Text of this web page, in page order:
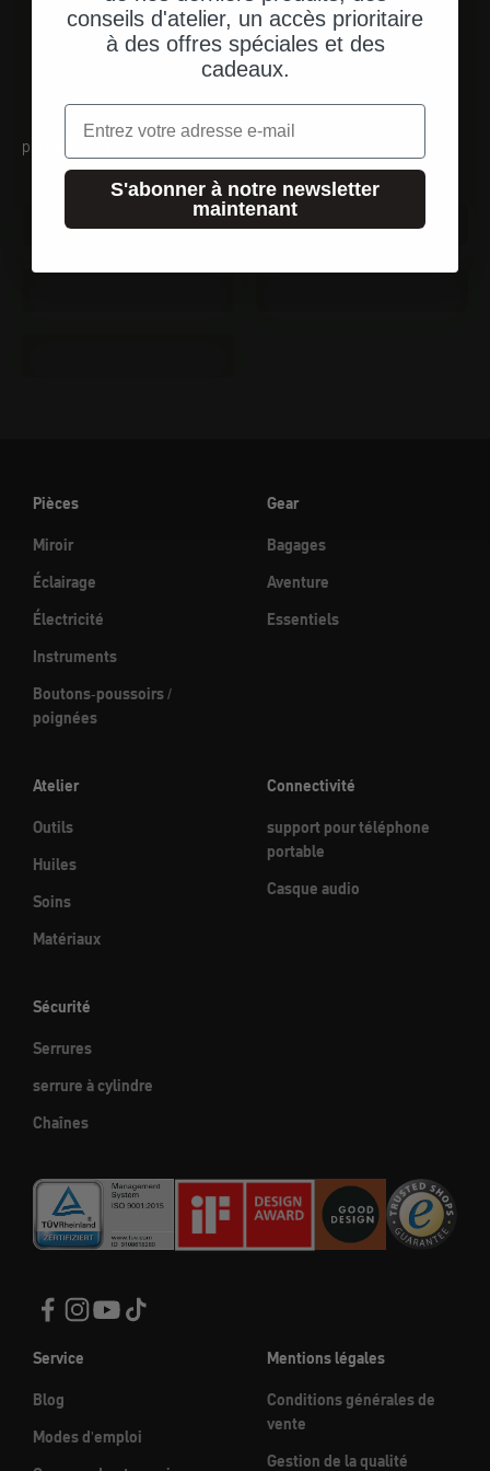
plus d'aventure
Tentes
Matelas de camping
Pièces
Miroir
Éclairage
Électricité
Instruments
Boutons-poussoirs /
poignées
Gear
Bagages
Aventure
Essentiels
Atelier
Outils
Huiles
Soins
Matériaux
Connectivité
support pour téléphone
portable
Casque audio
Sécurité
Serrures
serrure à cylindre
Chaînes
Service
Blog
Modes d'emploi
Mentions légales
Conditions générales de
vente
Gestion de la qualité
conseils d'atelier, un accès prioritaire
à des offres spéciales et des
cadeaux.
Email
S'abonner à notre newsletter
maintenant